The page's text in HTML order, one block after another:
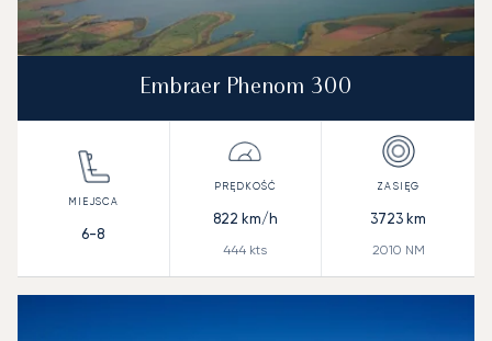
Embraer Phenom 300
6-8
822 km/h
444 kts
3723 km
2010 NM